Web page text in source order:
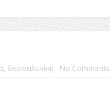
, Θεσσαλονίκη No Comments